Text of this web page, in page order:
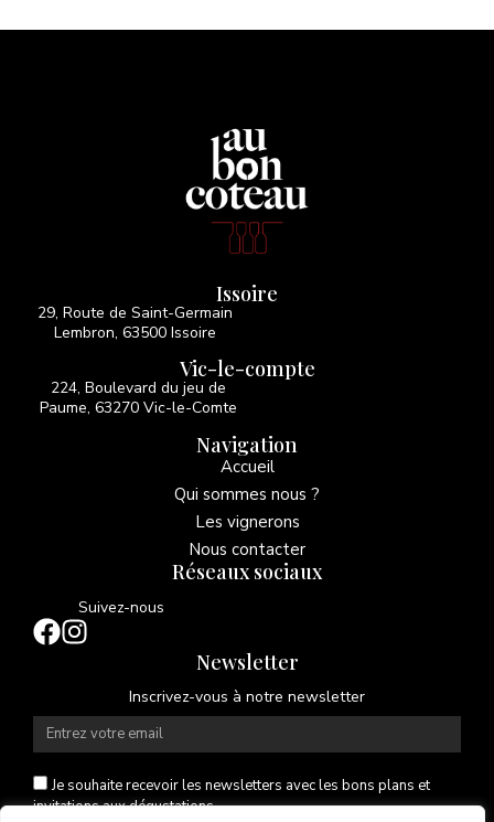
Issoire
29, Route de Saint-Germain
Lembron, 63500 Issoire
Vic-le-compte
224, Boulevard du jeu de
Paume, 63270 Vic-le-Comte
Navigation
Accueil
Qui sommes nous ?
Les vignerons
Nous contacter
Réseaux sociaux
Suivez-nous
Newsletter
Inscrivez-vous à notre newsletter
Je souhaite recevoir les newsletters avec les bons plans et
invitations aux dégustations.